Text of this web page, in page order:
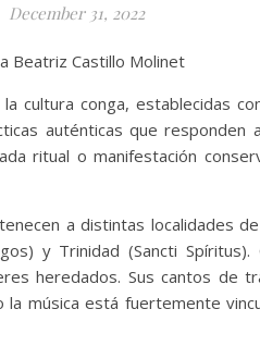
December 31, 2022
Beatriz Castillo Molinet
cultura conga, establecidas
auténticas que responden
ritual o manifestación
a distintas localidades
y Trinidad (Sancti
heredados. Sus cantos de
música está fuertemente